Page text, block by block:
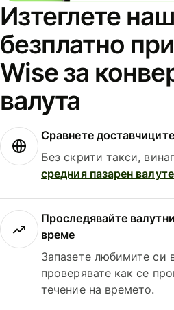
Изтеглете
безплатно
Wise за
валута
Сравнете
Без скрити такси,
средния пазарен
Проследявайте
време
Запазете любимите си
проверявате как се
течение на времето.